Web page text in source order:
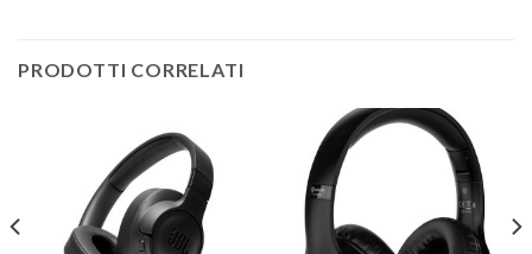
PRODOTTI CORRELATI